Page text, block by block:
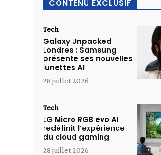
CONTENU EXCLUSIF
Tech
Galaxy Unpacked
Londres : Samsung
présente ses nouvelles
lunettes AI
28 juillet 2026
Tech
LG Micro RGB evo AI
redéfinit l’expérience
du cloud gaming
28 juillet 2026